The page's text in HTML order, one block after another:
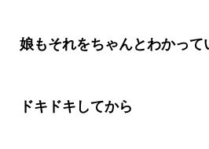
娘もそれをちゃんとわかって
ドキドキしてから